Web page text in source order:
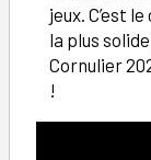
jeux. C’est
la plus
Cornulier
!